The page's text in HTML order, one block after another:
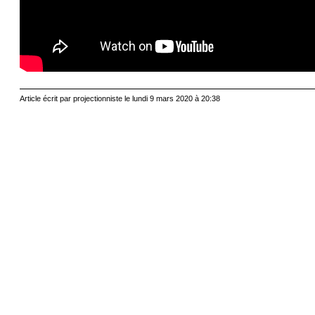
Article écrit par projectionniste le lundi 9 mars 2020 à 20:38